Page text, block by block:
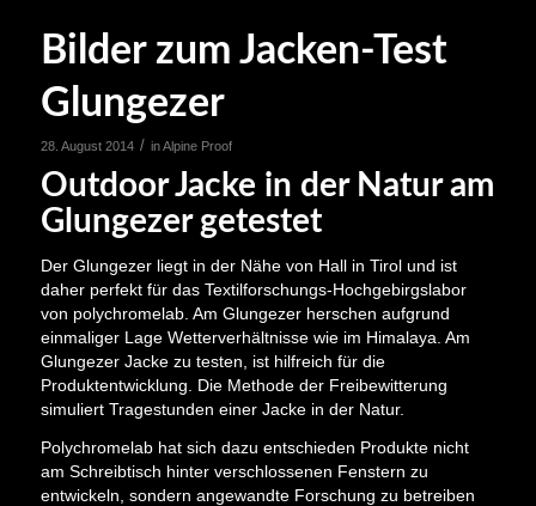
Bilder zum Jacken-Test
Glungezer
28. August 2014 / inAlpine Proof
Outdoor Jacke in der Natur am
Glungezer getestet
Der Glungezer liegt in der Nähe von Hall in Tirol und ist
daher perfekt für das Textilforschungs-Hochgebirgslabor
von polychromelab. Am Glungezer herschen aufgrund
einmaliger Lage Wetterverhältnisse wie im Himalaya. Am
Glungezer Jacke zu testen, ist hilfreich für die
Produktentwicklung. Die Methode der Freibewitterung
simuliert Tragestunden einer Jacke in der Natur.
Polychromelab hat sich dazu entschieden Produkte nicht
am Schreibtisch hinter verschlossenen Fenstern zu
entwickeln, sondern angewandte Forschung zu betreiben